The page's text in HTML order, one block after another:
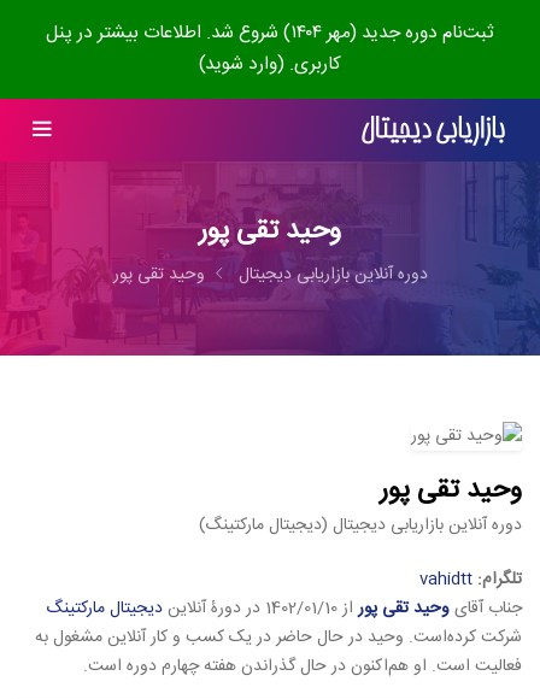
ثبت‌نام دوره جدید (مهر ۱۴۰۴) شروع شد. اطلاعات بیشتر در پنل
کاربری. (وارد شوید)
وحید تقی پور
دوره آنلاین بازاریابی دیجیتال وحید تقی پور
وحید تقی پور
دوره آنلاین بازاریابی دیجیتال (دیجیتال مارکتینگ)
تلگرام: vahidtt
جناب آقایوحید تقی پوراز 1402/01/10 در دورۀ آنلاین
دیجیتال مارکتینگ
شرکت کرده‌است. وحید در حال حاضر در یک کسب و کار آنلاین مشغول به
فعالیت است. او هم‌اکنون در حال گذراندن هفته چهارم دوره است.